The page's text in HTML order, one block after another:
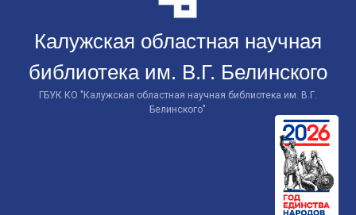
Калужская областная научная
библиотека им. В.Г. Белинского
ГБУК КО "Калужская областная научная библиотека им. В.Г.
Белинского"